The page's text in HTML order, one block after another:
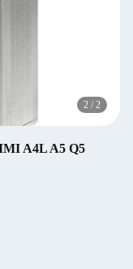
2 / 2
A4L A5 Q5